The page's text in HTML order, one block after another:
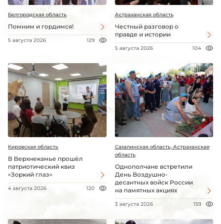
Белгородская область
Помним и гордимся!
5 августа 2026 129
Астраханская область
Честный разговор о
правде и истории
5 августа 2026 104
Кировская область
В Верхнекамье прошёл
патриотический квиз
«Зоркий глаз»
4 августа 2026 120
Сахалинская область, Астраханская
область
Однополчане встретили
День Воздушно-
десантных войск России
на памятных акциях
3 августа 2026 159